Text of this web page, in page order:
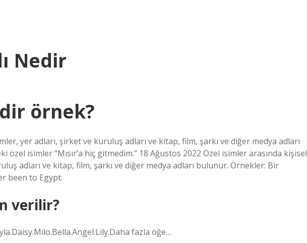
Nedir
örnek?
yer adları, şirket ve kuruluş adları ve kitap, film, şarkı ve diğer medya adları
isimler “Mısır’a hiç gitmedim.” 18 Ağustos 2022 Özel isimler arasında kişisel
adları ve kitap, film, şarkı ve diğer medya adları bulunur. Örnekler: Bir
been to Egypt.
verilir?
fazla öğe…